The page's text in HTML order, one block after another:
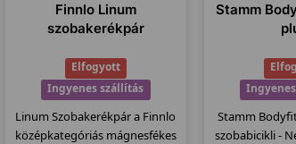
Finnlo Linum
szobakerékpár
Elfogyott
Ingyenes szállítás
Linum Szobakerékpár a Finnlo
középkategóriás mágnesfékes
Stamm
Stamm
szobabicikli -